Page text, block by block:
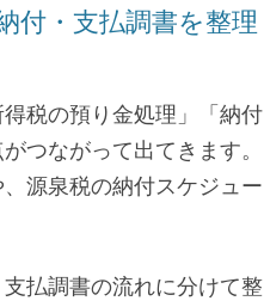
付・支払調書を整理
税の預り金処理」「納付
つながって出てきます。
源泉税の納付スケジュー
払調書の流れに分けて整